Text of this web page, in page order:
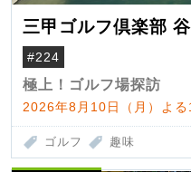
三甲ゴルフ倶楽部
#224
極上！ゴルフ場探訪
2026年8月10日（月）よ
ゴルフ 趣味